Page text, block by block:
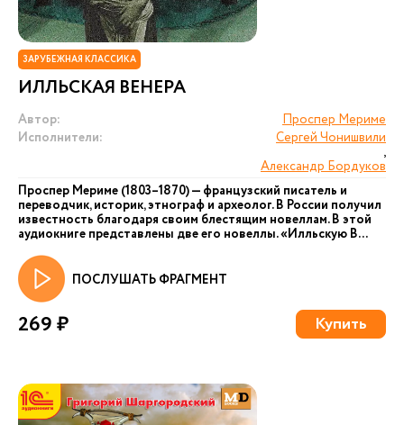
ЗАРУБЕЖНАЯ КЛАССИКА
ИЛЛЬСКАЯ ВЕНЕРА
Автор:
Проспер Мериме
Исполнители:
Сергей Чонишвили
,
Александр Бордуков
Проспер Мериме (1803–1870) — французский писатель и
переводчик, историк, этнограф и археолог. В России получил
известность благодаря своим блестящим новеллам. В этой
аудиокниге представлены две его новеллы. «Илльскую В...
ПОСЛУШАТЬ ФРАГМЕНТ
269 ₽ Купить